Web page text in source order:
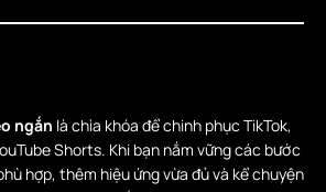
ngắn là chìa khóa để chinh phục TikTok,
Shorts. Khi bạn nắm vững các bước
hợp, thêm hiệu ứng vừa đủ và kể chuyện